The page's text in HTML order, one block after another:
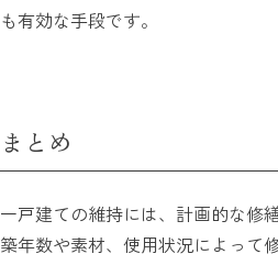
も有効な手段です。
まとめ
一戸建ての維持には、計画的な修
築年数や素材、使用状況によって